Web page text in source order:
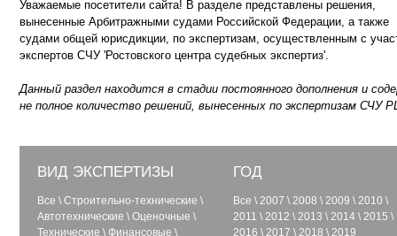
Уважаемые посетители сайта! В разделе представлены решения,
вынесенные Арбитражными судами Российской Федерации, а также
судами общей юрисдикции, по экспертизам, осуществленным с
экспертов СЧУ 'Ростовского центра судебных экспертиз'.
Данный раздел находится в стадии постоянного дополнения и
не полное количество решений, вынесенных по экспертизам СЧУ
ВИД ЭКСПЕРТИЗЫ
Все \ Строительно-технические \
Автотехнические \ Оценочные \
Технические \ Финансовые \
ГОД
Все \ 2007 \ 2008 \ 2009 \ 2010 \
2011 \ 2012 \ 2013 \ 2014 \ 2015 \
2016 \ 2017 \ 2018 \ 2019